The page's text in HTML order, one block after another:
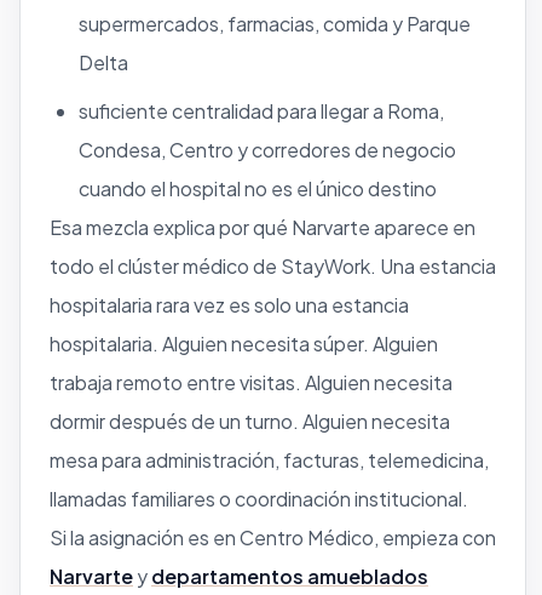
supermercados, farmacias, comida y Parque
Delta
suficiente centralidad para llegar a Roma,
Condesa, Centro y corredores de negocio
cuando el hospital no es el único destino
Esa mezcla explica por qué Narvarte aparece en
todo el clúster médico de StayWork. Una estancia
hospitalaria rara vez es solo una estancia
hospitalaria. Alguien necesita súper. Alguien
trabaja remoto entre visitas. Alguien necesita
dormir después de un turno. Alguien necesita
mesa para administración, facturas, telemedicina,
llamadas familiares o coordinación institucional.
Si la asignación es en Centro Médico, empieza con
Narvarteydepartamentos amueblados